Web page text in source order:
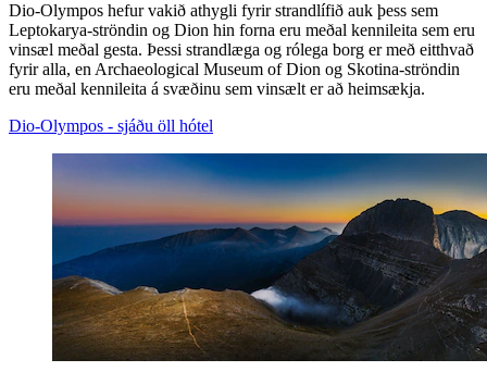
Dio-Olympos hefur vakið athygli fyrir strandlífið auk þess sem
Leptokarya-ströndin og Dion hin forna eru meðal kennileita sem eru
vinsæl meðal gesta. Þessi strandlæga og rólega borg er með eitthvað
fyrir alla, en Archaeological Museum of Dion og Skotina-ströndin
eru meðal kennileita á svæðinu sem vinsælt er að heimsækja.
Dio-Olympos - sjáðu öll hótel